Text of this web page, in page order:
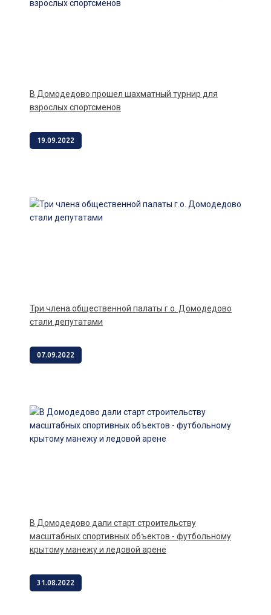
В Домодедово прошел шахматный турнир для
взрослых спортсменов
19.09.2022
Три члена общественной палаты г.о. Домодедово
стали депутатами
07.09.2022
В Домодедово дали старт строительству
масштабных спортивных объектов - футбольному
крытому манежу и ледовой арене
31.08.2022